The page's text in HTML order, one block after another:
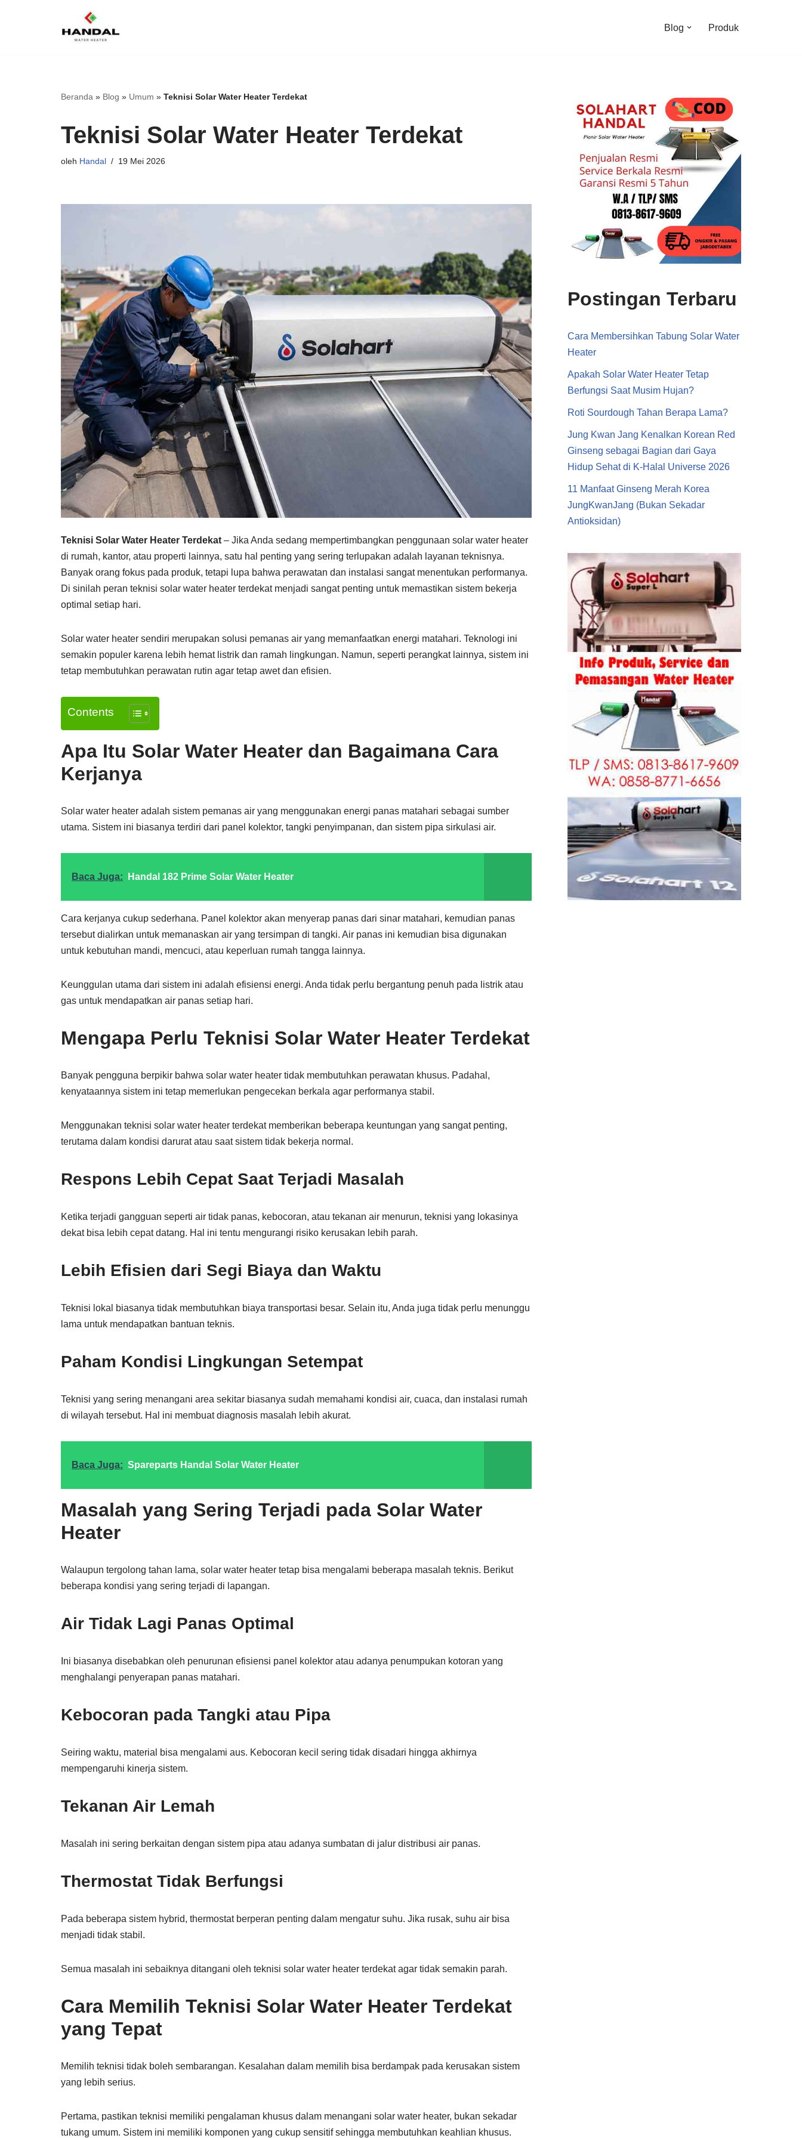
Blog Produk
Beranda » Blog » Umum » Teknisi Solar Water Heater Terdekat
Teknisi Solar Water Heater Terdekat
oleh Handal 19 Mei 2026
Teknisi Solar Water Heater Terdekat – Jika Anda sedang mempertimbangkan penggunaan solar water heater
di rumah, kantor, atau properti lainnya, satu hal penting yang sering terlupakan adalah layanan teknisnya.
Banyak orang fokus pada produk, tetapi lupa bahwa perawatan dan instalasi sangat menentukan performanya.
Di sinilah peran teknisi solar water heater terdekat menjadi sangat penting untuk memastikan sistem bekerja
optimal setiap hari.
Solar water heater sendiri merupakan solusi pemanas air yang memanfaatkan energi matahari. Teknologi ini
semakin populer karena lebih hemat listrik dan ramah lingkungan. Namun, seperti perangkat lainnya, sistem ini
tetap membutuhkan perawatan rutin agar tetap awet dan efisien.
Contents
Apa Itu Solar Water Heater dan Bagaimana Cara
Kerjanya
Solar water heater adalah sistem pemanas air yang menggunakan energi panas matahari sebagai sumber
utama. Sistem ini biasanya terdiri dari panel kolektor, tangki penyimpanan, dan sistem pipa sirkulasi air.
Baca Juga: Handal 182 Prime Solar Water Heater
Cara kerjanya cukup sederhana. Panel kolektor akan menyerap panas dari sinar matahari, kemudian panas
tersebut dialirkan untuk memanaskan air yang tersimpan di tangki. Air panas ini kemudian bisa digunakan
untuk kebutuhan mandi, mencuci, atau keperluan rumah tangga lainnya.
Keunggulan utama dari sistem ini adalah efisiensi energi. Anda tidak perlu bergantung penuh pada listrik atau
gas untuk mendapatkan air panas setiap hari.
Mengapa Perlu Teknisi Solar Water Heater Terdekat
Banyak pengguna berpikir bahwa solar water heater tidak membutuhkan perawatan khusus. Padahal,
kenyataannya sistem ini tetap memerlukan pengecekan berkala agar performanya stabil.
Menggunakan teknisi solar water heater terdekat memberikan beberapa keuntungan yang sangat penting,
terutama dalam kondisi darurat atau saat sistem tidak bekerja normal.
Respons Lebih Cepat Saat Terjadi Masalah
Ketika terjadi gangguan seperti air tidak panas, kebocoran, atau tekanan air menurun, teknisi yang lokasinya
dekat bisa lebih cepat datang. Hal ini tentu mengurangi risiko kerusakan lebih parah.
Lebih Efisien dari Segi Biaya dan Waktu
Teknisi lokal biasanya tidak membutuhkan biaya transportasi besar. Selain itu, Anda juga tidak perlu menunggu
lama untuk mendapatkan bantuan teknis.
Paham Kondisi Lingkungan Setempat
Teknisi yang sering menangani area sekitar biasanya sudah memahami kondisi air, cuaca, dan instalasi rumah
di wilayah tersebut. Hal ini membuat diagnosis masalah lebih akurat.
Baca Juga: Spareparts Handal Solar Water Heater
Masalah yang Sering Terjadi pada Solar Water
Heater
Walaupun tergolong tahan lama, solar water heater tetap bisa mengalami beberapa masalah teknis. Berikut
beberapa kondisi yang sering terjadi di lapangan.
Air Tidak Lagi Panas Optimal
Ini biasanya disebabkan oleh penurunan efisiensi panel kolektor atau adanya penumpukan kotoran yang
menghalangi penyerapan panas matahari.
Kebocoran pada Tangki atau Pipa
Seiring waktu, material bisa mengalami aus. Kebocoran kecil sering tidak disadari hingga akhirnya
mempengaruhi kinerja sistem.
Tekanan Air Lemah
Masalah ini sering berkaitan dengan sistem pipa atau adanya sumbatan di jalur distribusi air panas.
Thermostat Tidak Berfungsi
Pada beberapa sistem hybrid, thermostat berperan penting dalam mengatur suhu. Jika rusak, suhu air bisa
menjadi tidak stabil.
Semua masalah ini sebaiknya ditangani oleh teknisi solar water heater terdekat agar tidak semakin parah.
Cara Memilih Teknisi Solar Water Heater Terdekat
yang Tepat
Memilih teknisi tidak boleh sembarangan. Kesalahan dalam memilih bisa berdampak pada kerusakan sistem
yang lebih serius.
Pertama, pastikan teknisi memiliki pengalaman khusus dalam menangani solar water heater, bukan sekadar
tukang umum. Sistem ini memiliki komponen yang cukup sensitif sehingga membutuhkan keahlian khusus.
Postingan Terbaru
Cara Membersihkan Tabung Solar Water
Heater
Apakah Solar Water Heater Tetap
Berfungsi Saat Musim Hujan?
Roti Sourdough Tahan Berapa Lama?
Jung Kwan Jang Kenalkan Korean Red
Ginseng sebagai Bagian dari Gaya
Hidup Sehat di K-Halal Universe 2026
11 Manfaat Ginseng Merah Korea
JungKwanJang (Bukan Sekadar
Antioksidan)